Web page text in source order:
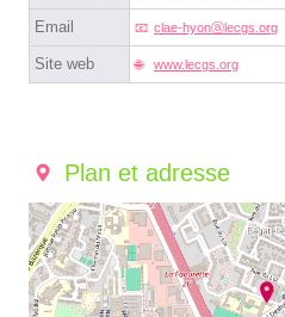
Email clae-hyonⓐlecgs.org
Site web www.lecgs.org
Plan et adresse